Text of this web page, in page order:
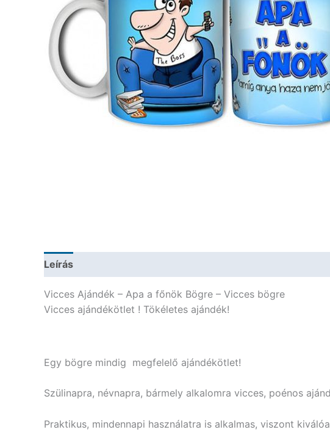
Leírás
Vicces Ajándék – Apa a főnök Bögre – Vicces bögre
Vicces ajándékötlet ! Tökéletes ajándék!
Egy bögre mindig megfelelő ajándékötlet!
Szülinapra, névnapra, bármely alkalomra vicces, poénos
Praktikus, mindennapi használatra is alkalmas, viszont